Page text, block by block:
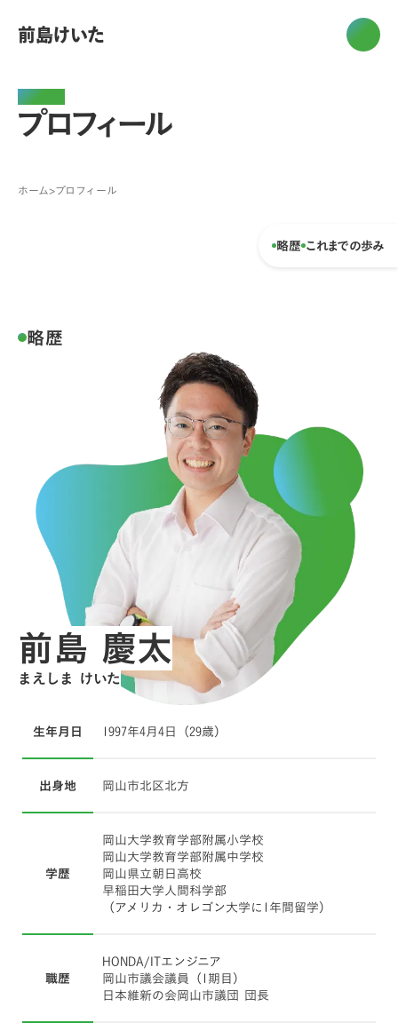
Profile
プロフィール
前島けいた
ホーム>プロフィール
略歴 これまでの歩み
略歴
前島 慶太
まえしま けいた
生年月日 1997年4月4日（29歳）
出身地 岡山市北区北方
学歴
岡山大学教育学部附属小学校
岡山大学教育学部附属中学校
岡山県立朝日高校
早稲田大学人間科学部
（アメリカ・オレゴン大学に1年間留学）
職歴
HONDA/ITエンジニア
岡山市議会議員（1期目）
日本維新の会岡山市議団 団長